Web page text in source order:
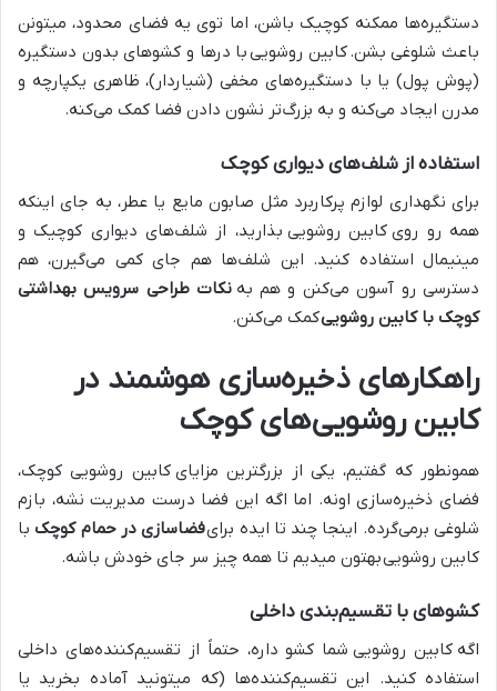
دستگیره‌ها ممکنه کوچیک باشن، اما توی یه فضای محدود، میتونن
باعث شلوغی بشن.کابین روشویی با درها و کشوهای بدون دستگیره
(پوش پول) یا با دستگیره‌های مخفی (شیاردار)، ظاهری یکپارچه و
مدرن ایجاد می‌کنه و به بزرگ‌تر نشون دادن فضا کمک می‌کنه.
استفاده از شلف‌های دیواری کوچک
برای نگهداری لوازم پرکاربرد مثل صابون مایع یا عطر، به جای اینکه
همه رو روی کابین روشویی بذارید، از شلف‌های دیواری کوچیک و
مینیمال استفاده کنید. این شلف‌ها هم جای کمی می‌گیرن، هم
دسترسی رو آسون می‌کنن و هم به نکات طراحی سرویس بهداشتی
کوچک با کابین روشوییکمک می‌کنن.
راهکارهای ذخیره‌سازی هوشمند در
کابین روشویی‌های کوچک
همونطور که گفتیم، یکی از بزرگترین مزایای کابین روشویی کوچک،
فضای ذخیره‌سازی اونه. اما اگه این فضا درست مدیریت نشه، بازم
شلوغی برمی‌گرده. اینجا چند تا ایده برایفضاسازی در حمام کوچک با
کابین روشوییبهتون میدیم تا همه چیز سر جای خودش باشه.
کشوهای با تقسیم‌بندی داخلی
اگه کابین روشویی شما کشو داره، حتماً از تقسیم‌کننده‌های داخلی
استفاده کنید. این تقسیم‌کننده‌ها (که میتونید آماده بخرید یا